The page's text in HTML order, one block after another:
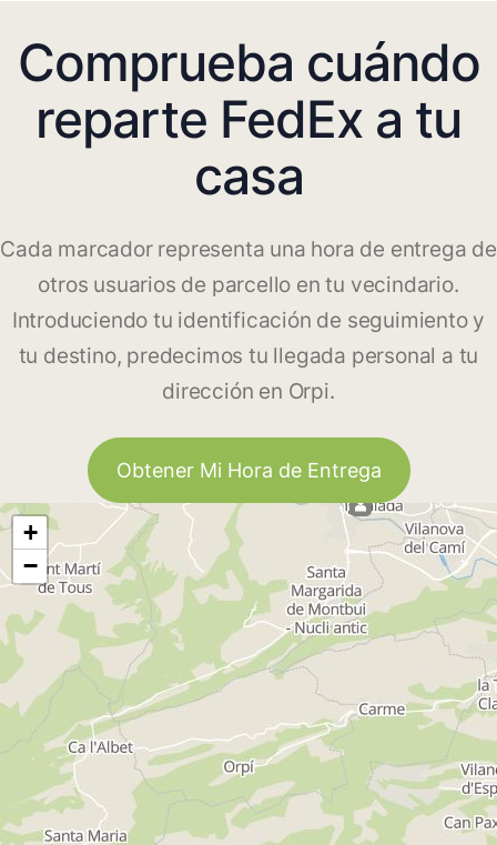
Comprueba cuándo
reparte FedEx a tu
casa
Cada marcador representa una hora de entrega de
otros usuarios de parcello en tu vecindario.
Introduciendo tu identificación de seguimiento y
tu destino, predecimos tu llegada personal a tu
dirección en Orpi.
Obtener Mi Hora de Entrega
+
−